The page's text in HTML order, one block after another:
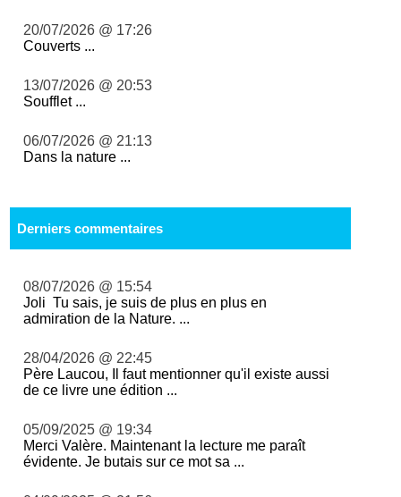
20/07/2026 @ 17:26
Couverts ...
13/07/2026 @ 20:53
Soufflet ...
06/07/2026 @ 21:13
Dans la nature ...
Derniers commentaires
08/07/2026 @ 15:54
Joli Tu sais, je suis de plus en plus en
admiration de la Nature. ...
28/04/2026 @ 22:45
Père Laucou, Il faut mentionner qu'il existe aussi
de ce livre une édition ...
05/09/2025 @ 19:34
Merci Valère. Maintenant la lecture me paraît
évidente. Je butais sur ce mot sa ...